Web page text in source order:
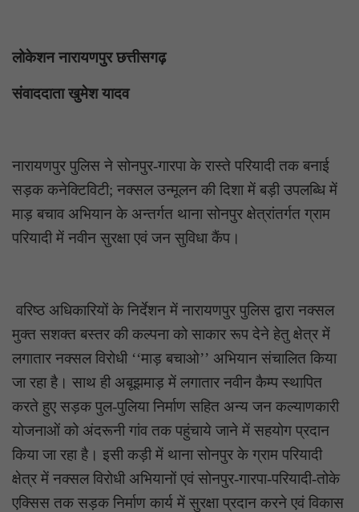
लोकेशन नारायणपुर छत्तीसगढ़
संवाददाता खुमेश यादव
नारायणपुर पुलिस ने सोनपुर-गारपा के रास्ते परियादी तक बनाई
सड़क कनेक्टिविटी; नक्सल उन्मूलन की दिशा में बड़ी उपलब्धि में
माड़ बचाव अभियान के अन्तर्गत थाना सोनपुर क्षेत्रांतर्गत ग्राम
परियादी में नवीन सुरक्षा एवं जन सुविधा कैंप।
वरिष्ठ अधिकारियों के निर्देशन में नारायणपुर पुलिस द्वारा नक्सल
मुक्त सशक्त बस्तर की कल्पना को साकार रूप देने हेतु क्षेत्र में
लगातार नक्सल विरोधी ‘‘माड़ बचाओ’’ अभियान संचालित किया
जा रहा है। साथ ही अबूझमाड़ में लगातार नवीन कैम्प स्थापित
करते हुए सड़क पुल-पुलिया निर्माण सहित अन्य जन कल्याणकारी
योजनाओं को अंदरूनी गांव तक पहुंचाये जाने में सहयोग प्रदान
किया जा रहा है। इसी कड़ी में थाना सोनपुर के ग्राम परियादी
क्षेत्र में नक्सल विरोधी अभियानों एवं सोनपुर-गारपा-परियादी-तोके
एक्सिस तक सड़क निर्माण कार्य में सुरक्षा प्रदान करने एवं विकास